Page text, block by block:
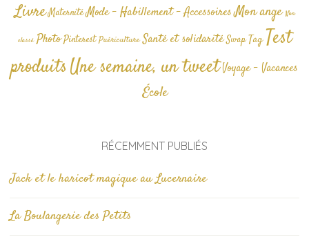
Livre Maternité Mode - Habillement - AccessoiresMon ange Non
classé Photo Pinterest Puériculture Santé et solidarité Swap TagTest
produitsUne semaine, un tweetVoyage - Vacances
École
RÉCEMMENT PUBLIÉS
Jack et le haricot magique au Lucernaire
La Boulangerie des Petits